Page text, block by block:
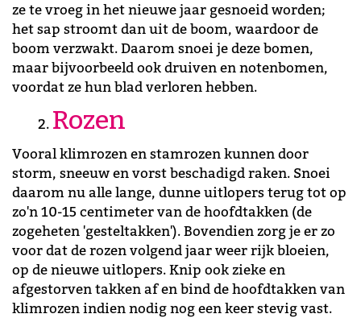
ze te vroeg in het nieuwe jaar gesnoeid worden;
het sap stroomt dan uit de boom, waardoor de
boom verzwakt. Daarom snoei je deze bomen,
maar bijvoorbeeld ook druiven en notenbomen,
voordat ze hun blad verloren hebben.
Rozen
Vooral klimrozen en stamrozen kunnen door
storm, sneeuw en vorst beschadigd raken. Snoei
daarom nu alle lange, dunne uitlopers terug tot op
zo'n 10-15 centimeter van de hoofdtakken (de
zogeheten 'gesteltakken'). Bovendien zorg je er zo
voor dat de rozen volgend jaar weer rijk bloeien,
op de nieuwe uitlopers. Knip ook zieke en
afgestorven takken af en bind de hoofdtakken van
klimrozen indien nodig nog een keer stevig vast.